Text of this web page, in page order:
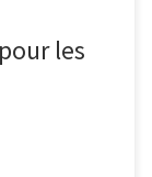
les